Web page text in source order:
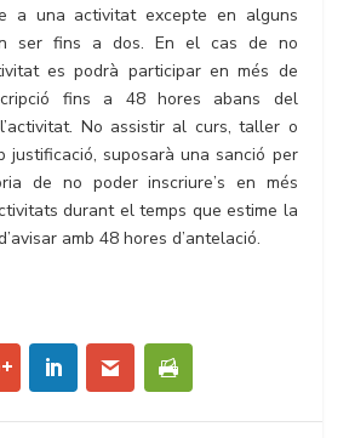
a una activitat excepte en alguns
ser fins a dos. En el cas de no
es podrà participar en més de
fins a 48 hores abans del
No assistir al curs, taller o
justificació, suposarà una sanció per
de no poder inscriure’s en més
durant el temps que estime la
amb 48 hores d’antelació.